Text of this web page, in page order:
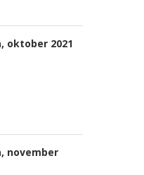
oktober 2021
november